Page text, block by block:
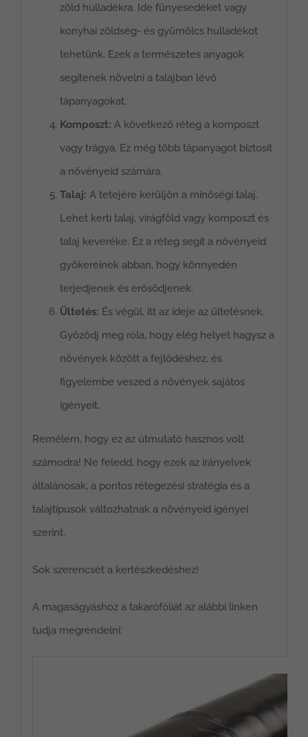
zöld hulladékra. Ide fűnyesedéket vagy
konyhai zöldség- és gyümölcs hulladékot
tehetünk. Ezek a természetes anyagok
segítenek növelni a talajban lévő
tápanyagokat.
Komposzt: A következő réteg a komposzt
vagy trágya. Ez még több tápanyagot biztosít
a növényeid számára.
Talaj: A tetejére kerüljön a minőségi talaj.
Lehet kerti talaj, virágföld vagy komposzt és
talaj keveréke. Ez a réteg segít a növényeid
gyökereinek abban, hogy könnyedén
terjedjenek és erősödjenek.
Ültetés: És végül, itt az ideje az ültetésnek.
Győződj meg róla, hogy elég helyet hagysz a
növények között a fejlődéshez, és
figyelembe veszed a növények sajátos
igényeit.
Remélem, hogy ez az útmutató hasznos volt
számodra! Ne feledd, hogy ezek az irányelvek
általánosak, a pontos rétegezési stratégia és a
talajtípusok változhatnak a növényeid igényei
szerint.
Sok szerencsét a kertészkedéshez!
A magaságyáshoz a takarófóliát az alábbi linken
tudja megrendelni: